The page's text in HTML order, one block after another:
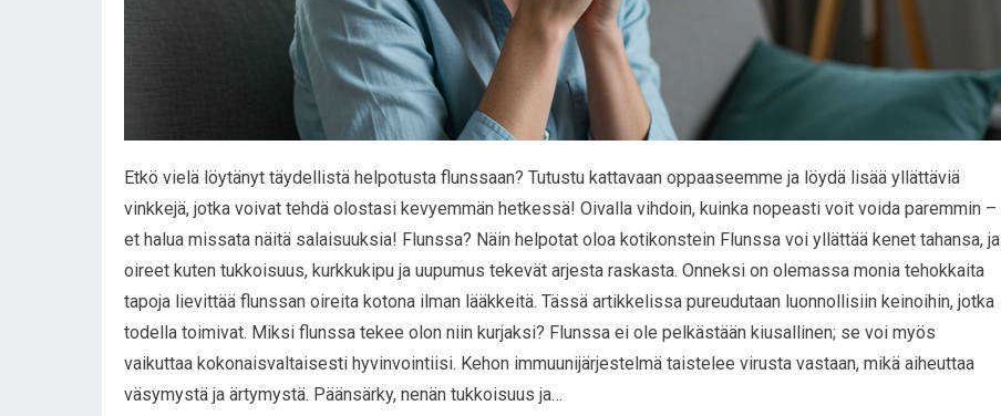
Etkö vielä löytänyt täydellistä helpotusta flunssaan? Tutustu kattavaan oppaaseemme ja löydä lisää yllättäviä
vinkkejä, jotka voivat tehdä olostasi kevyemmän hetkessä! Oivalla vihdoin, kuinka nopeasti voit voida paremmin –
et halua missata näitä salaisuuksia! Flunssa? Näin helpotat oloa kotikonstein Flunssa voi yllättää kenet tahansa, ja
oireet kuten tukkoisuus, kurkkukipu ja uupumus tekevät arjesta raskasta. Onneksi on olemassa monia tehokkaita
tapoja lievittää flunssan oireita kotona ilman lääkkeitä. Tässä artikkelissa pureudutaan luonnollisiin keinoihin, jotka
todella toimivat. Miksi flunssa tekee olon niin kurjaksi? Flunssa ei ole pelkästään kiusallinen; se voi myös
vaikuttaa kokonaisvaltaisesti hyvinvointiisi. Kehon immuunijärjestelmä taistelee virusta vastaan, mikä aiheuttaa
väsymystä ja ärtymystä. Päänsärky, nenän tukkoisuus ja…